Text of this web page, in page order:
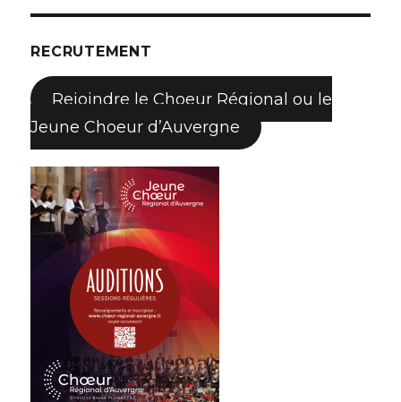
RECRUTEMENT
Rejoindre le Choeur Régional ou le
Jeune Choeur d’Auvergne